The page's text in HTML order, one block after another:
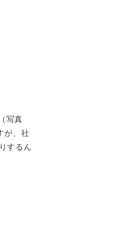
写真
が、社
するん